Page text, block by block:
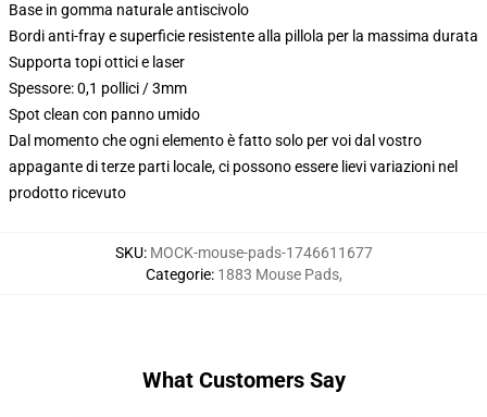
Base in gomma naturale antiscivolo
Bordi anti-fray e superficie resistente alla pillola per la massima durata
Supporta topi ottici e laser
Spessore: 0,1 pollici / 3mm
Spot clean con panno umido
Dal momento che ogni elemento è fatto solo per voi dal vostro
appagante di terze parti locale, ci possono essere lievi variazioni nel
prodotto ricevuto
SKU: MOCK-mouse-pads-1746611677
Categorie: 1883 Mouse Pads,
What Customers Say